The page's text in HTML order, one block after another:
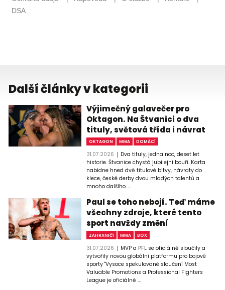
Další články v kategorii
Výjimečný galavečer pro
Oktagon. Na Štvanici o dva
tituly, světová třída i návrat
OKTAGON MMA DOMÁCÍ
31.07.2026
Dva tituly, jedna noc, deset let
historie. Štvanice chystá jubilejní bouři. Karta
nabídne hned dvě titulové bitvy, návraty do
klece, české derby dvou mladých talentů a
mnoho dalšího. ...
Paul se toho nebojí. Teď máme
všechny zdroje, které tento
sport navždy změní
ZAHRANIČÍ MMA BOX
31.07.2026
MVP a PFL se oficiálně sloučily a
vytvořily novou globální platformu pro bojové
sporty "Vysoce spekulované sloučení Most
Valuable Promotions a Professional Fighters
League je oficiálně ...